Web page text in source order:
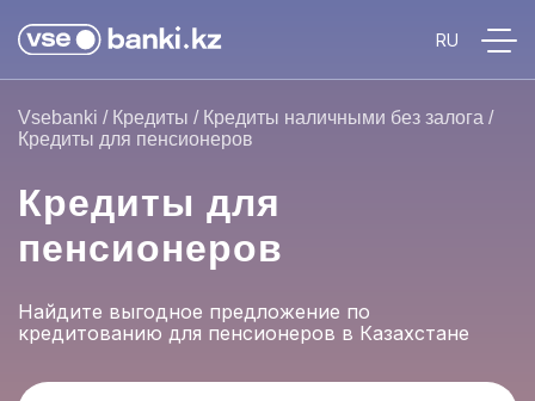
Vsebanki / Кредиты / Кредиты наличными без залога /
Кредиты для пенсионеров
Кредиты для
пенсионеров
Найдите выгодное предложение по
кредитованию для пенсионеров в Казахстане